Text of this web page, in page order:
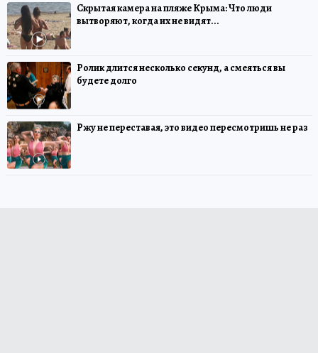
Скрытая камера на пляже Крыма: Что люди
вытворяют, когда их не видят...
Ролик длится несколько секунд, а смеяться вы
будете долго
Ржу не переставая, это видео пересмотришь не раз